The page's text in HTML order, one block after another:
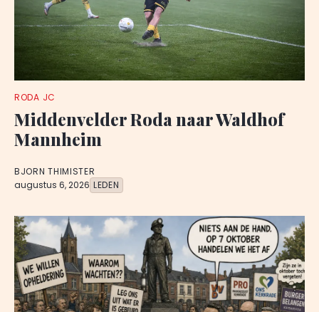
RODA JC
Middenvelder Roda naar Waldhof
Mannheim
BJORN THIMISTER
augustus 6, 2026 LEDEN